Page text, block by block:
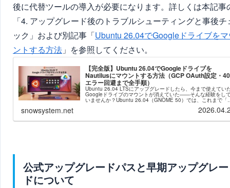
後に代替ツールの導入が必要になります。詳しくは本記事
「4. アップグレード後のトラブルシューティングと事後チ
ック」および別記事「Ubuntu 26.04でGoogleドライブを
ントする方法 」を参照してください。
【完全版】Ubuntu 26.04でGoogleドライブを
Nautilusにマウントする方法（GCP OAuth設定・
エラー回避まで全手順）
Ubuntu 26.04 LTSにアップグレードしたら、今まで使えてい
Googleドライブのマウントが消えていた――そんな経験をし
いませんか？Ubuntu 26.04（GNOME 50）では、これまで「
定」＞「オンラインアカウント」か...
snowsystem.net
公式アップグレードパスと早期アップグレー
ドについて